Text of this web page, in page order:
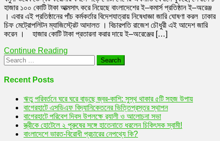
১০০
কোটি
টাকা
হাজার ১০০ কোটি টাকা আত্মসাৎ করে নিয়েছে বাংলাদেশের ই–কমার্স প্রতিষ্ঠান ই–অরেঞ্জ
। এবার এই প্রতিষ্ঠানের পাঁচ কর্মকর্তার বিদেশযাত্রায় নিষেধাজ্ঞা জারি ঘোষণা করল ঢাকার
চিফ মেট্রোপলিটন ম্যাজিস্ট্রেট আদালত । বিচারপতি রাজেশ চৌধুরী এই আদেশ জারি
করেন । হাজার কোটি টাকা প্রতারনা করার দায়ে ই–অরেঞ্জের […]
Continue Reading
Search
for:
Recent Posts
ঋতু পরিবর্তনে ঘরে ঘরে বাড়ছে জ্বর-কাশি: সুস্থ থাকার ৫টি সহজ উপায়
বাগেরহাটে এসডিএফ বিদ্যানিকেতনের ভিত্তিপ্রস্তর স্থাপন
বাগেরহাটে পরিবেশ দিবস উপলক্ষে র‌্যালী ও আলোচনা সভা
স্ত্রীকে হোটেলে ২ পুরুষের সঙ্গে হাতেনাতে ধরলেন চিকিৎসক স্বামী!
বাংলাদেশে ভারত-বিরোধী প্রচারের নেপথ্যে কি?